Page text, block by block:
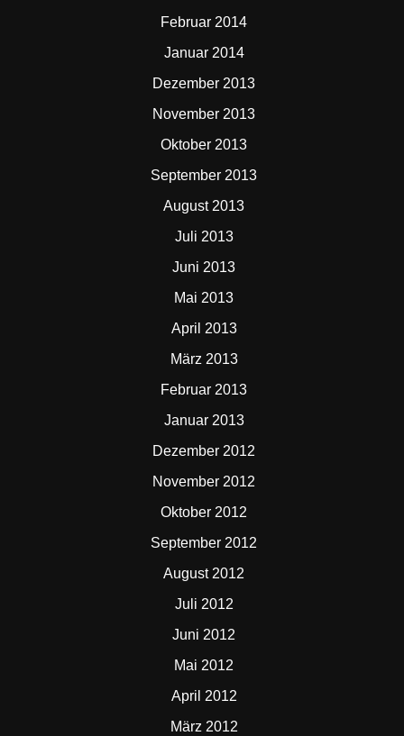
Februar 2014
Januar 2014
Dezember 2013
November 2013
Oktober 2013
September 2013
August 2013
Juli 2013
Juni 2013
Mai 2013
April 2013
März 2013
Februar 2013
Januar 2013
Dezember 2012
November 2012
Oktober 2012
September 2012
August 2012
Juli 2012
Juni 2012
Mai 2012
April 2012
März 2012